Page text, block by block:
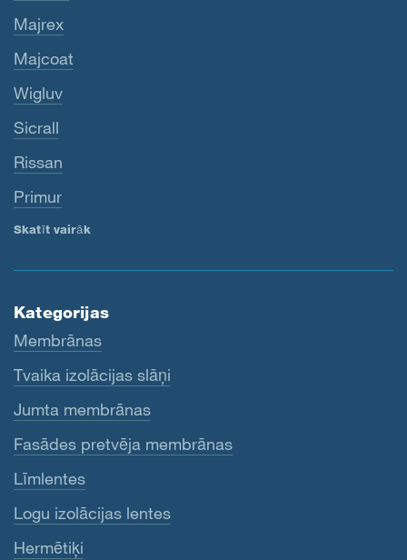
Majrex
Majcoat
Wigluv
Sicrall
Rissan
Primur
Skatīt vairāk
Kategorijas
Membrānas
Tvaika izolācijas slāņi
Jumta membrānas
Fasādes pretvēja membrānas
Līmlentes
Logu izolācijas lentes
Hermētiķi